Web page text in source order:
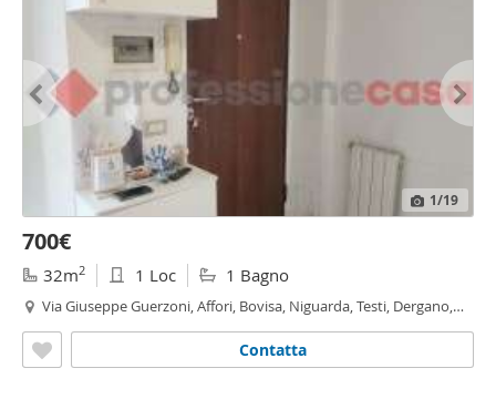
1/19
700€
32m2 1 Loc 1 Bagno
Via Giuseppe Guerzoni, Affori, Bovisa, Niguarda, Testi, Dergano,
Contatta